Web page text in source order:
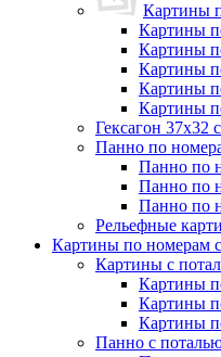
Картины
Картины
Картины
Картины
Картины
Картины
Гексагон 37х32
Панно по
Панно по
Панно по
Панно по
Рельефные
Картины по номерам
Картины с
Картины
Картины
Картины
Панно с